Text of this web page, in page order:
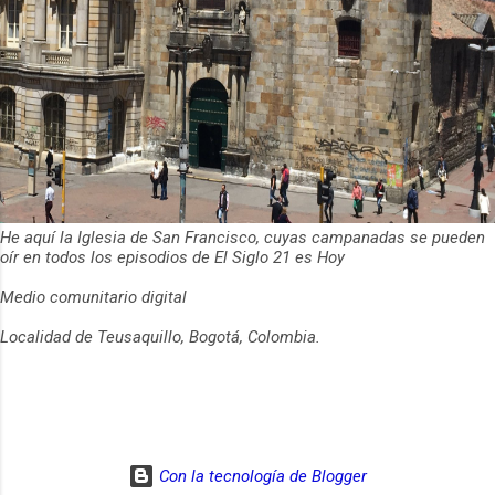
He aquí la Iglesia de San Francisco, cuyas campanadas se pueden
oír en todos los episodios de El Siglo 21 es Hoy
Medio comunitario digital
Localidad de Teusaquillo, Bogotá, Colombia.
Con la tecnología de Blogger